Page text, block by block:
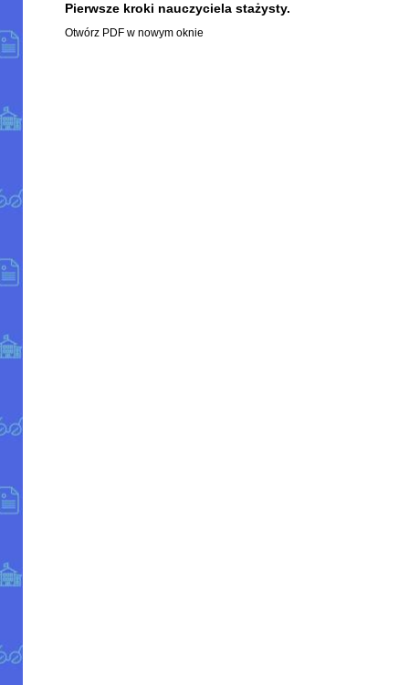
Pierwsze kroki nauczyciela stażysty.
Otwórz PDF w nowym oknie